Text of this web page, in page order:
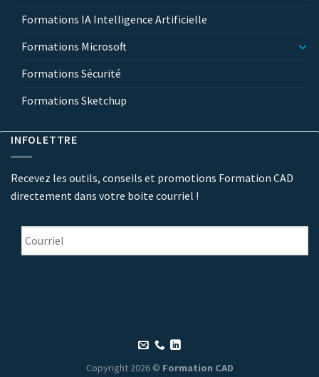
Formations IA Intelligence Artificielle
Formations Microsoft
Formations Sécurité
Formations Sketchup
INFOLETTRE
Recevez les outils, conseils et promotions Formation CAD
directement dans votre boite courriel !
Courriel *
Copyright 2026 © Formation CAD